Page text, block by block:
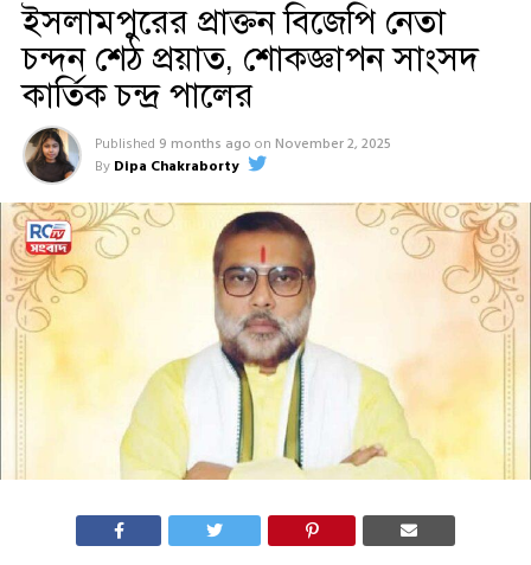
ইসলামপুরের প্রাক্তন বিজেপি নেতা
চন্দন শেঠ প্রয়াত, শোকজ্ঞাপন সাংসদ
কার্তিক চন্দ্র পালের
Published 9 months ago on November 2, 2025
By Dipa Chakraborty